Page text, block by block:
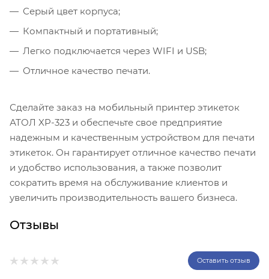
Серый цвет корпуса;
Компактный и портативный;
Легко подключается через WIFI и USB;
Отличное качество печати.
Сделайте заказ на мобильный принтер этикеток
АТОЛ XP-323 и обеспечьте свое предприятие
надежным и качественным устройством для печати
этикеток. Он гарантирует отличное качество печати
и удобство использования, а также позволит
сократить время на обслуживание клиентов и
увеличить производительность вашего бизнеса.
Отзывы
Оставить отзыв